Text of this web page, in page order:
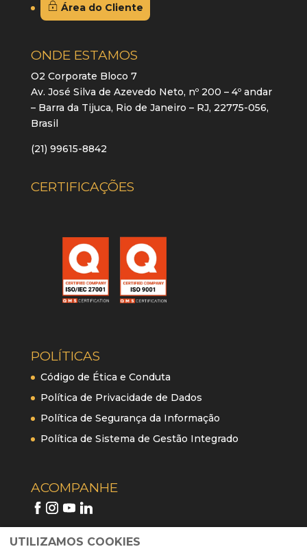
Área do Cliente
ONDE ESTAMOS
O2 Corporate Bloco 7
Av. José Silva de Azevedo Neto, nº 200 – 4º andar
– Barra da Tijuca, Rio de Janeiro – RJ, 22775-056,
Brasil
(21) 99615-8842
CERTIFICAÇÕES
POLÍTICAS
Código de Ética e Conduta
Política de Privacidade de Dados
Política de Segurança da Informação
Política de Sistema de Gestão Integrado
ACOMPANHE
UTILIZAMOS COOKIES